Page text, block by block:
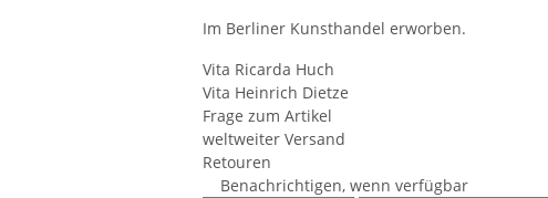
Im Berliner Kunsthandel erworben.
Vita Ricarda Huch
Vita Heinrich Dietze
Frage zum Artikel
weltweiter Versand
Retouren
Benachrichtigen, wenn verfügbar